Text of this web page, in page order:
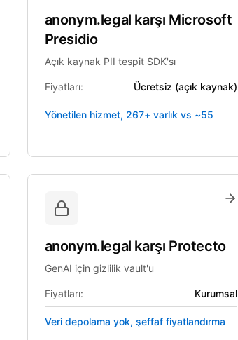
anonym.legal karşı Microsoft
Presidio
Açık kaynak PII tespit SDK'sı
Fiyatları: Ücretsiz (açık kaynak)
Yönetilen hizmet, 267+ varlık vs ~55
anonym.legal karşı Protecto
GenAI için gizlilik vault'u
Fiyatları: Kurumsal
Veri depolama yok, şeffaf fiyatlandırma